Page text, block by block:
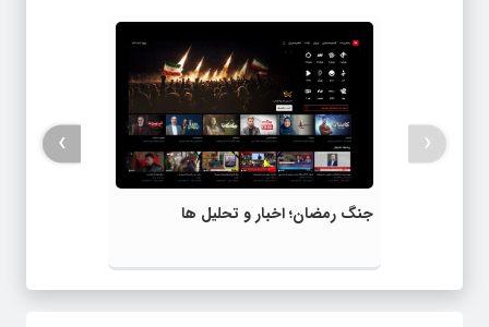
جنگ رمضان؛ اخبار و تحلیل ها
‹
›